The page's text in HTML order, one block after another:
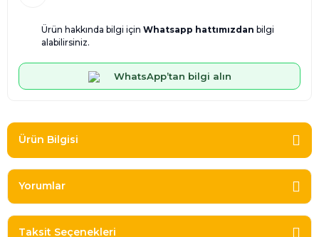
Ürün hakkında bilgi için Whatsapp hattımızdan bilgi
alabilirsiniz.
WhatsApp’tan bilgi alın
Ürün Bilgisi
Yorumlar
Taksit Seçenekleri